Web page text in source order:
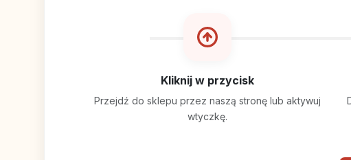
Kliknij w przycisk
Przejdź do sklepu przez naszą stronę lub aktywuj
wtyczkę.